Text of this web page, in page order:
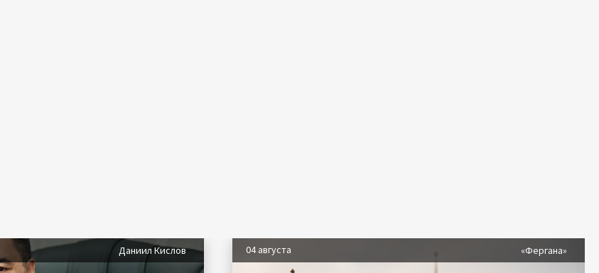
Даниил Кислов 04 августа «Фергана»